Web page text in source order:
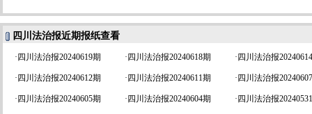
四川法治报近期报纸查看
· 四川法治报20240619期 · 四川法治报20240618期 · 四川法治报
· 四川法治报20240612期 · 四川法治报20240611期 · 四川法治报
· 四川法治报20240605期 · 四川法治报20240604期 · 四川法治报